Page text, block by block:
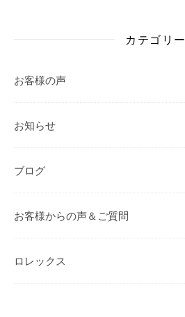
カテゴリー
お客様の声
お知らせ
ブログ
お客様からの声＆ご質問
ロレックス